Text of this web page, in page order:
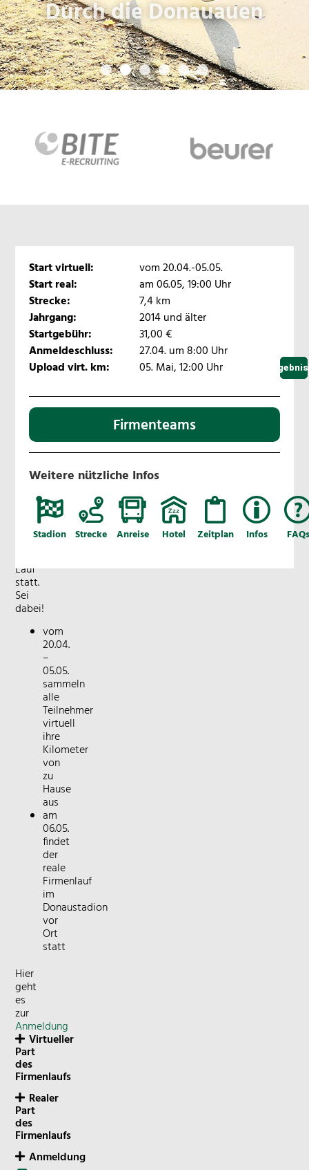
Durch die Donauauen
AOK
Firmenlauf
EINE
Anmeldung
ZWEI
Events
die
Auflage
des
Firmenlaufs
findet
2026
Kombination
virtuellem
Lauf
statt.
Sei
dabei!
vom
20.04.
–
05.05.
sammeln
alle
Teilnehmer
virtuell
ihre
Kilometer
von
zu
Hause
aus
am
06.05.
findet
der
reale
Firmenlauf
im
Donaustadion
vor
Ort
statt
Hier
geht
es
zur
Anmeldung
Virtueller
Part
des
Firmenlaufs
Realer
Part
des
Firmenlaufs
Anmeldung
Start virtuell:
vom 20.04.-05.05.
Start real:
am 06.05, 19:00 Uhr
Strecke:
7,4 km
Jahrgang:
2014 und älter
Startgebühr:
31,00 €
Anmeldeschluss:
27.04. um 8:00 Uhr
Upload virt. km:
05. Mai, 12:00 Uhr
Firmenteams
Weitere nützliche Infos
Stadion Strecke Anreise Hotel Zeitplan Infos FAQs